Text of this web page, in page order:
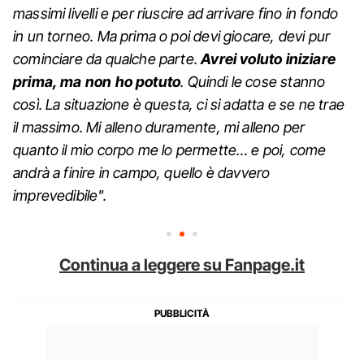
massimi livelli e per riuscire ad arrivare fino in fondo
in un torneo. Ma prima o poi devi giocare, devi pur
cominciare da qualche parte.Avrei voluto iniziare
prima, ma non ho potuto. Quindi le cose stanno
così. La situazione è questa, ci si adatta e se ne trae
il massimo. Mi alleno duramente, mi alleno per
quanto il mio corpo me lo permette… e poi, come
andrà a finire in campo, quello è davvero
imprevedibile".
Continua a leggere su Fanpage.it